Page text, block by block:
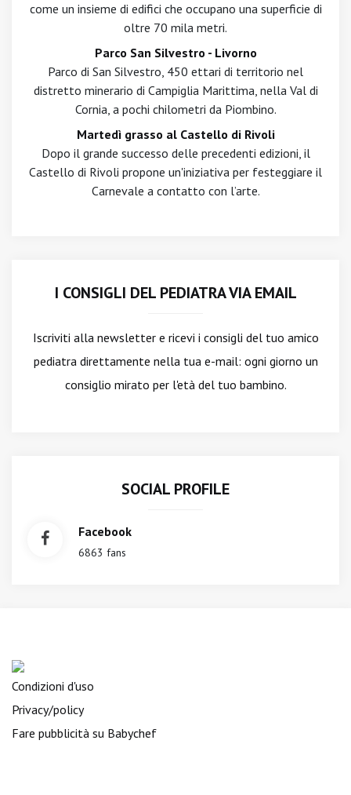
come un insieme di edifici che occupano una superficie di
oltre 70 mila metri.
Parco San Silvestro - Livorno
Parco di San Silvestro, 450 ettari di territorio nel
distretto minerario di Campiglia Marittima, nella Val di
Cornia, a pochi chilometri da Piombino.
Martedì grasso al Castello di Rivoli
Dopo il grande successo delle precedenti edizioni, il
Castello di Rivoli propone un'iniziativa per festeggiare il
Carnevale a contatto con l’arte.
I CONSIGLI DEL PEDIATRA VIA EMAIL
Iscriviti alla newslettere ricevi i consigli del tuo amico
pediatra direttamente nella tua e-mail: ogni giorno un
consiglio mirato per l'età del tuo bambino.
SOCIAL PROFILE
Facebook
6863 fans
Condizioni d'uso
Privacy/policy
Fare pubblicità su Babychef